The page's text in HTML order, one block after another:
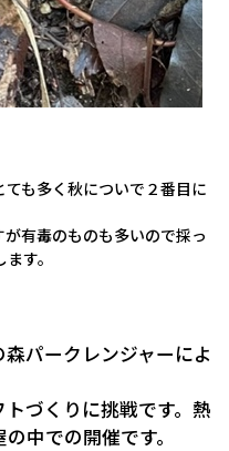
も多く秋についで２番目に
有毒のものも多いので採っ
す。
パークレンジャーによ
づくりに挑戦です。熱
中での開催です。